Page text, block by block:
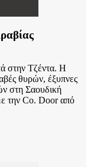
στην Τζέντα. Η
θυρών, έξυπνες
στη Σαουδική
την Co. Door από